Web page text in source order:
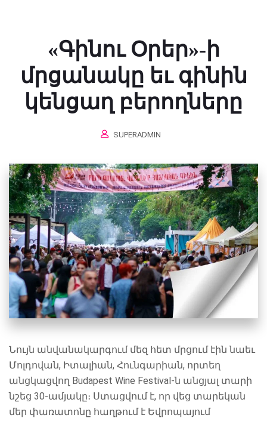
«Գինու Օրեր»-ի
մրցանակը եւ գինին
կենցաղ բերողները
SUPERADMIN
Նույն անվանակարգում մեզ հետ մրցում էին նաեւ
Մոլդովան, Իտալիան, Հունգարիան, որտեղ
անցկացվող Budapest Wine Festival-ն անցյալ տարի
նշեց 30-ամյակը։ Ստացվում է, որ վեց տարեկան
մեր փառատոնը հաղթում է Եվրոպայում